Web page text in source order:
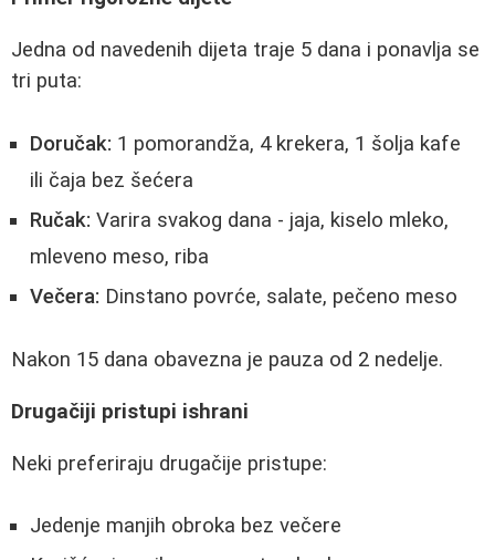
Jedna od navedenih dijeta traje 5 dana i ponavlja se
tri puta:
Doručak: 1 pomorandža, 4 krekera, 1 šolja kafe
ili čaja bez šećera
Ručak: Varira svakog dana - jaja, kiselo mleko,
mleveno meso, riba
Večera: Dinstano povrće, salate, pečeno meso
Nakon 15 dana obavezna je pauza od 2 nedelje.
Drugačiji pristupi ishrani
Neki preferiraju drugačije pristupe:
Jedenje manjih obroka bez večere